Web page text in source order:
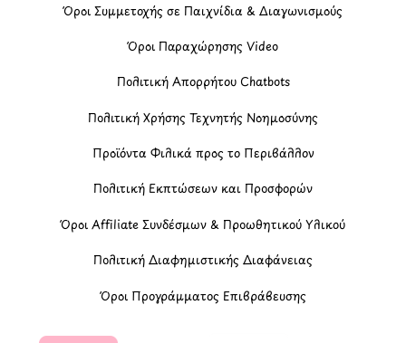
Όροι Συμμετοχής σε Παιχνίδια & Διαγωνισμούς
Όροι Παραχώρησης Video
Πολιτική Απορρήτου Chatbots
Πολιτική Χρήσης Τεχνητής Νοημοσύνης
Προϊόντα Φιλικά προς το Περιβάλλον
Πολιτική Εκπτώσεων και Προσφορών
Όροι Affiliate Συνδέσμων & Προωθητικού Υλικού
Πολιτική Διαφημιστικής Διαφάνειας
Όροι Προγράμματος Επιβράβευσης